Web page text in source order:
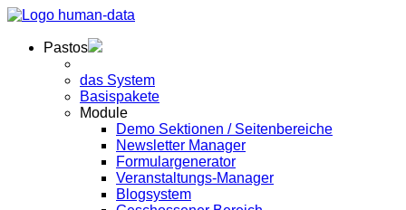
Pastos
das System
Basispakete
Module
Demo Sektionen / Seitenbereiche
Newsletter Manager
Formulargenerator
Veranstaltungs-Manager
Blogsystem